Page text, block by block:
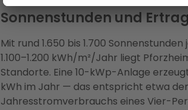
Sonnenstunden und
Mit rund 1.650 bis 1.700
1.100–1.200 kWh/m²/Jahr liegt
Standorte. Eine 10-kWp-Anlage
kWh im Jahr — das entspricht etwa
Jahresstromverbrauchs eines Vier-